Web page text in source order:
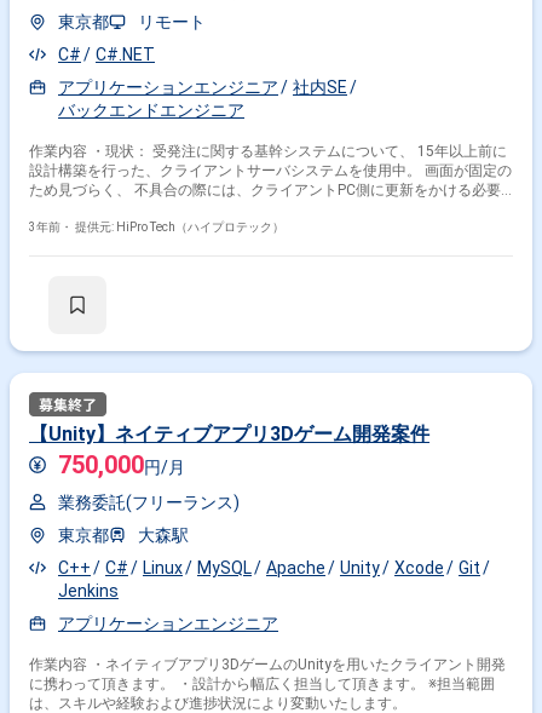
東京都
リモート
C#
C#.NET
アプリケーションエンジニア
社内SE
バックエンドエンジニア
作業内容 ・現状： 受発注に関する基幹システムについて、 15年以上前に
設計構築を行った、クライアントサーバシステムを使用中。 画面が固定の
ため見づらく、 不具合の際には、クライアントPC側に更新をかける必要
はSAPを用いていますが、 受発注に関する業務の複雑性が高く、独立し
ています） ‐ Webへ移行する機能,サーバ側で保有しておくべき機能の整
3年前・ 提供元: HiPro Tech（ハイプロテック）
【Unity】ネイティブアプリ3Dゲーム開発案件
750,000円/月
業務委託(フリーランス)
東京都
大森駅
C++
C# Linux MySQL Apache Unity Xcode
Git
Jenkins
アプリケーションエンジニア
作業内容 ・ネイティブアプリ3DゲームのUnityを用いたクライアント開発
に携わって頂きます。 ・設計から幅広く担当して頂きます。 ※担当範囲
は、スキルや経験および進捗状況により変動いたします。